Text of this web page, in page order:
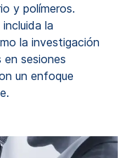
y polímeros.
la
la investigación
sesiones
un enfoque